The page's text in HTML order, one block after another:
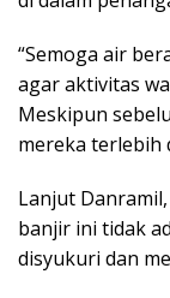
“Semoga air
agar aktivitas
Meskipun
mereka terlebih
Lanjut
banjir ini tidak
disyukuri dan